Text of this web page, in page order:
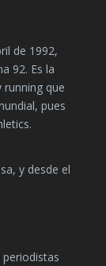
de 1992,
92. Es la
running que
pues
y desde el